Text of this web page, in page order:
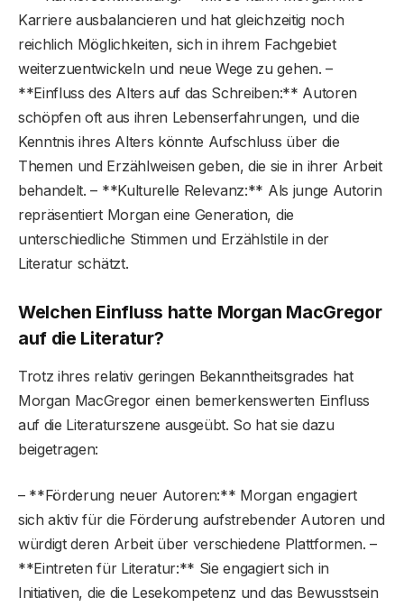
Karriere ausbalancieren und hat gleichzeitig noch
reichlich Möglichkeiten, sich in ihrem Fachgebiet
weiterzuentwickeln und neue Wege zu gehen. –
**Einfluss des Alters auf das Schreiben:** Autoren
schöpfen oft aus ihren Lebenserfahrungen, und die
Kenntnis ihres Alters könnte Aufschluss über die
Themen und Erzählweisen geben, die sie in ihrer Arbeit
behandelt. – **Kulturelle Relevanz:** Als junge Autorin
repräsentiert Morgan eine Generation, die
unterschiedliche Stimmen und Erzählstile in der
Literatur schätzt.
Welchen Einfluss hatte Morgan MacGregor
auf die Literatur?
Trotz ihres relativ geringen Bekanntheitsgrades hat
Morgan MacGregor einen bemerkenswerten Einfluss
auf die Literaturszene ausgeübt. So hat sie dazu
beigetragen:
– **Förderung neuer Autoren:** Morgan engagiert
sich aktiv für die Förderung aufstrebender Autoren und
würdigt deren Arbeit über verschiedene Plattformen. –
**Eintreten für Literatur:** Sie engagiert sich in
Initiativen, die die Lesekompetenz und das Bewusstsein